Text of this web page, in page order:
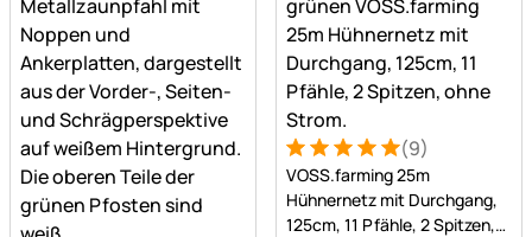
Bewertung: 5 von 5 (9
9 Bewertungen
(9)
VOSS.farming 25m
Hühnernetz mit Durchgang,
125cm, 11 Pfähle, 2 Spitzen,